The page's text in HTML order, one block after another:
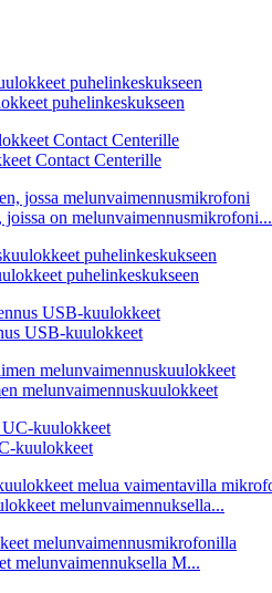
puhelinkeskukseen
Contact Centerille
on melunvaimennusmikrofoni...
puhelinkeskukseen
USB-kuulokkeet
melunvaimennuskuulokkeet
kuulokkeet
melunvaimennuksella...
melunvaimennuksella M...